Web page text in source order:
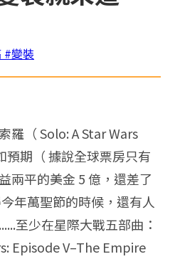
#變裝
羅（ Solo: A Star Wars
期（ 據說全球票房只有
兩平的美金 5 億，還差了
年萬聖節的時候，還有人
至少在星際大戰五部曲：
Episode V–The Empire